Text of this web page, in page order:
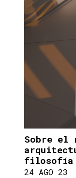
Sobre el
filosofía
24 AGO 23